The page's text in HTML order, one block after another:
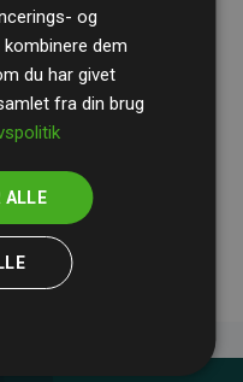
løbende vores
gennemsigtighed
vores investeringer i
CO₂-
og
dem
du har givet
fra din brug
ALLE